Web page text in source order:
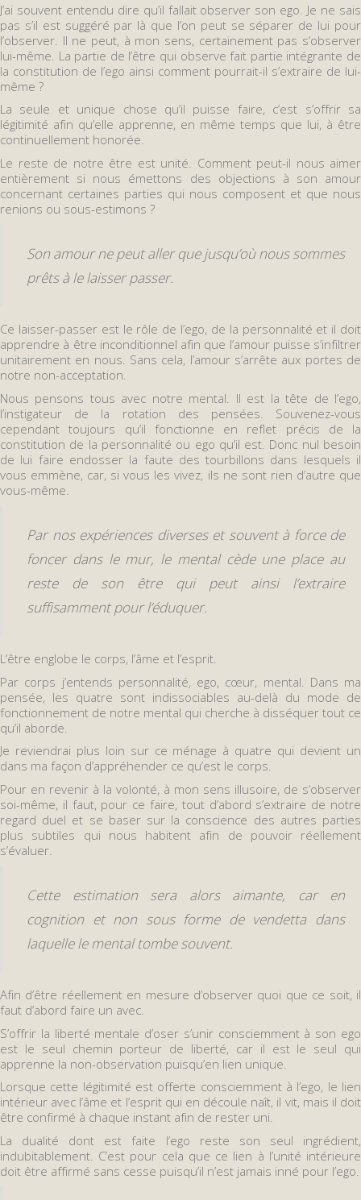
J’ai souvent entendu dire qu’il fallait observer son ego. Je ne sais
pas s’il est suggéré par là que l’on peut se séparer de lui pour
l’observer. Il ne peut, à mon sens, certainement pas s’observer
lui-même. La partie de l’être qui observe fait partie intégrante de
la constitution de l’ego ainsi comment pourrait-il s’extraire de lui-
même ?
La seule et unique chose qu’il puisse faire, c’est s’offrir sa
légitimité afin qu’elle apprenne, en même temps que lui, à être
continuellement honorée.
Le reste de notre être est unité. Comment peut-il nous aimer
entièrement si nous émettons des objections à son amour
concernant certaines parties qui nous composent et que nous
renions ou sous-estimons ?
Son amour ne peut aller que jusqu’où nous sommes
prêts à le laisser passer.
Ce laisser-passer est le rôle de l’ego, de la personnalité et il doit
apprendre à être inconditionnel afin que l’amour puisse s’infiltrer
unitairement en nous. Sans cela, l’amour s’arrête aux portes de
notre non-acceptation.
Nous pensons tous avec notre mental. Il est la tête de l’ego,
l’instigateur de la rotation des pensées. Souvenez-vous
cependant toujours qu’il fonctionne en reflet précis de la
constitution de la personnalité ou ego qu’il est. Donc nul besoin
de lui faire endosser la faute des tourbillons dans lesquels il
vous emmène, car, si vous les vivez, ils ne sont rien d’autre que
vous-même.
Par nos expériences diverses et souvent à force de
foncer dans le mur, le mental cède une place au
reste de son être qui peut ainsi l’extraire
suffisamment pour l’éduquer.
L’être englobe le corps, l’âme et l’esprit.
Par corps j’entends personnalité, ego, cœur, mental. Dans ma
pensée, les quatre sont indissociables au-delà du mode de
fonctionnement de notre mental qui cherche à disséquer tout ce
qu’il aborde.
Je reviendrai plus loin sur ce ménage à quatre qui devient un
dans ma façon d’appréhender ce qu’est le corps.
Pour en revenir à la volonté, à mon sens illusoire, de s’observer
soi-même, il faut, pour ce faire, tout d’abord s’extraire de notre
regard duel et se baser sur la conscience des autres parties
plus subtiles qui nous habitent afin de pouvoir réellement
s’évaluer.
Cette estimation sera alors aimante, car en
cognition et non sous forme de vendetta dans
laquelle le mental tombe souvent.
Afin d’être réellement en mesure d’observer quoi que ce soit, il
faut d’abord faire un avec.
S’offrir la liberté mentale d’oser s’unir consciemment à son ego
est le seul chemin porteur de liberté, car il est le seul qui
apprenne la non-observation puisqu’en lien unique.
Lorsque cette légitimité est offerte consciemment à l’ego, le lien
intérieur avec l’âme et l’esprit qui en découle naît, il vit, mais il doit
être confirmé à chaque instant afin de rester uni.
La dualité dont est faite l’ego reste son seul ingrédient,
indubitablement. C’est pour cela que ce lien à l’unité intérieure
doit être affirmé sans cesse puisqu’il n’est jamais inné pour l’ego.